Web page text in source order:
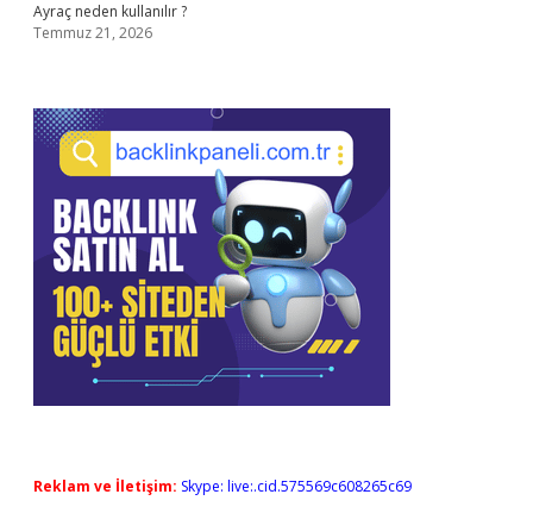
Ayraç neden kullanılır ?
Temmuz 21, 2026
Reklam ve İletişim: Skype: live:.cid.575569c608265c69